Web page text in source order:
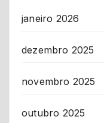
janeiro 2026
dezembro 2025
novembro 2025
outubro 2025